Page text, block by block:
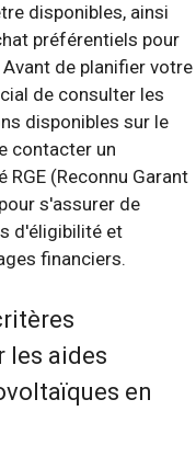
disponibles, ainsi
préférentiels pour
de planifier votre
de consulter les
disponibles sur le
contacter un
(Reconnu Garant
s'assurer de
d'éligibilité et
financiers.
les aides
en